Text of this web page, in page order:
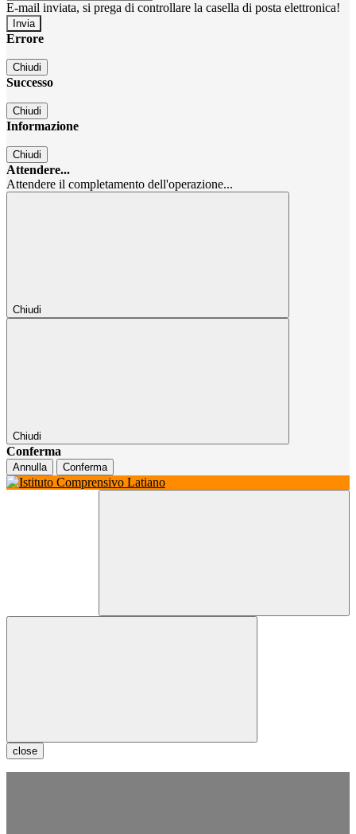
E-mail inviata, si prega di controllare la casella di posta elettronica!
Errore
Chiudi
Successo
Chiudi
Informazione
Chiudi
Attendere...
Attendere il completamento dell'operazione...
Chiudi
Chiudi
Conferma
Annulla Conferma
close